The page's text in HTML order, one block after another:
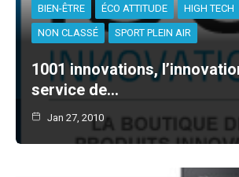
BIEN-ÊTRE ÉCO ATTITUDE HIGH TECH
NON CLASSÉ SPORT PLEIN AIR
1001 innovations,
service de…
Jan 27, 2010